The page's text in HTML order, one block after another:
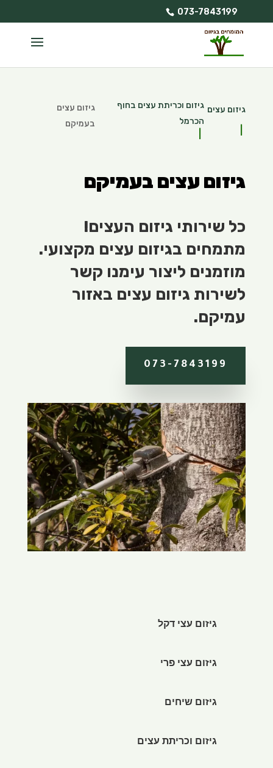
073-7843199
גיזום עצים גיזום וכריתת עצים בחוף
הכרמל
גיזום עצים
בעמיקם
גיזום עצים בעמיקם
כל שירותי גיזום העצים!
מתמחים בגיזום עצים מקצועי.
מוזמנים ליצור עימנו קשר
לשירות גיזום עצים באזור
עמיקם.
073-7843199
גיזום עצי דקל
גיזום עצי פרי
גיזום שיחים
גיזום וכריתת עצים